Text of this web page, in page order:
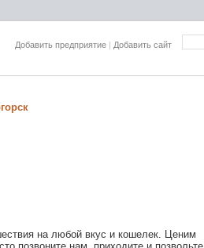
Добавить предприятие | Добавить сайт
на любой вкус и кошелек. Ценим